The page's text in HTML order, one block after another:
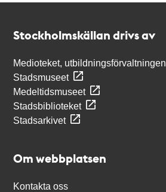
Stockholmskällan drivs av
Medioteket, utbildningsförvaltningen
Stadsmuseet
Medeltidsmuseet
Stadsbiblioteket
Stadsarkivet
Om webbplatsen
Kontakta oss